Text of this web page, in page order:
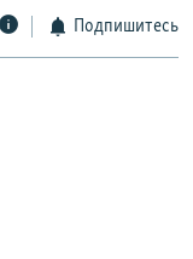
Подпишитесь